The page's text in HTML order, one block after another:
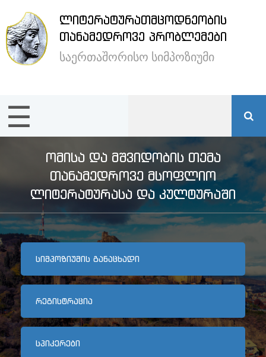
ᲚᲘᲢᲔᲠᲐᲢᲣᲠᲐᲗᲛᲪᲝᲓᲜᲔᲝᲑᲘᲡ
ᲗᲐᲜᲐᲛᲔᲓᲠᲝᲕᲔ ᲞᲠᲝᲑᲚᲔᲛᲔᲑᲘ
საერთაშორისო სიმპოზიუმი
×
ენა /
მთავარი
სიმპოზიუმის
შესახებ
სტუმრების
განთავსება
არქივი
კონტაქტი
☰
ᲝᲛᲘᲡᲐ ᲓᲐ ᲛᲨᲕᲘᲓᲝᲑᲘᲡ ᲗᲔᲛᲐ
ᲗᲐᲜᲐᲛᲔᲓᲠᲝᲕᲔ ᲛᲡᲝᲤᲚᲘᲝ
ᲚᲘᲢᲔᲠᲐᲢᲣᲠᲐᲡᲐ ᲓᲐ ᲙᲣᲚᲢᲣᲠᲐᲨᲘ
ᲡᲘᲛᲞᲝᲖᲘᲣᲛᲘᲡ ᲒᲐᲜᲐᲪᲮᲐᲓᲘ
ᲠᲔᲒᲘᲡᲢᲠᲐᲪᲘᲐ
ᲡᲞᲘᲙᲔᲠᲔᲑᲘ